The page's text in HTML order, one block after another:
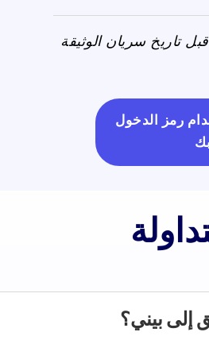
تاريخ سريان الوثيقة
رمز الدخول
إلى بيني؟